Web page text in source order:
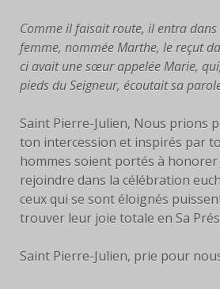
Comme il faisait route, il entra
femme, nommée Marthe, le reçut
ci avait une sœur appelée Marie,
pieds du Seigneur, écoutait sa
Saint Pierre-Julien, Nous prions
ton intercession et inspirés par
hommes soient portés à honorer
rejoindre dans la célébration
ceux qui se sont éloignés
trouver leur joie totale en Sa
Saint Pierre-Julien, prie pour